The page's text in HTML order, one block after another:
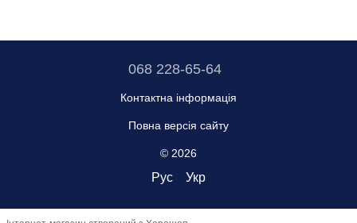
068 228-65-64
Контактна інформація
Повна версія сайту
© 2026
Рус Укр